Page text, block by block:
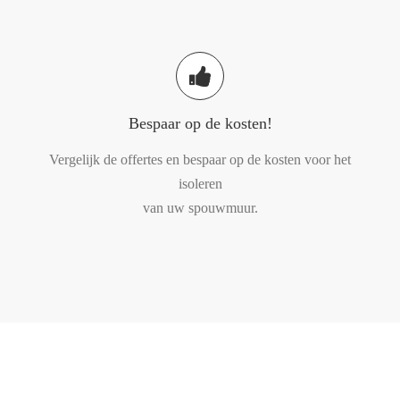
Bespaar op de kosten!
Vergelijk de offertes en bespaar op de kosten voor het
isoleren
van uw spouwmuur.